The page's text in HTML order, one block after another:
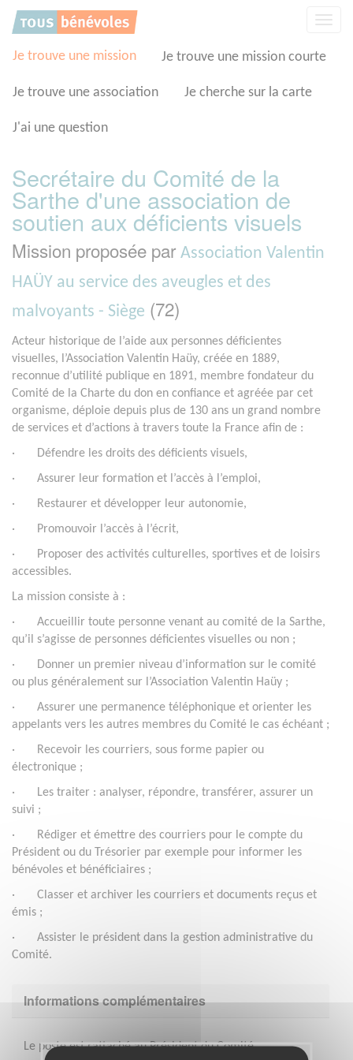
Je trouve une mission Je trouve une mission courte
Je trouve une association Je cherche sur la carte
J'ai une question
Secrétaire du Comité de la
Sarthe d'une association de
soutien aux déficients visuels
Mission proposée par Association Valentin
HAÜY au service des aveugles et des
malvoyants - Siège (72)
Acteur historique de l’aide aux personnes déficientes
visuelles, l’Association Valentin Haüy, créée en 1889,
reconnue d’utilité publique en 1891, membre fondateur du
Comité de la Charte du don en confiance et agréée par cet
organisme, déploie depuis plus de 130 ans un grand nombre
de services et d’actions à travers toute la France afin de :
· Défendre les droits des déficients visuels,
· Assurer leur formation et l’accès à l’emploi,
· Restaurer et développer leur autonomie,
· Promouvoir l’accès à l’écrit,
· Proposer des activités culturelles, sportives et de loisirs
accessibles.
La mission consiste à :
· Accueillir toute personne venant au comité de la Sarthe,
qu’il s’agisse de personnes déficientes visuelles ou non ;
· Donner un premier niveau d’information sur le comité
ou plus généralement sur l’Association Valentin Haüy ;
· Assurer une permanence téléphonique et orienter les
appelants vers les autres membres du Comité le cas échéant ;
· Recevoir les courriers, sous forme papier ou
électronique ;
· Les traiter : analyser, répondre, transférer, assurer un
suivi ;
· Rédiger et émettre des courriers pour le compte du
Président ou du Trésorier par exemple pour informer les
bénévoles et bénéficiaires ;
· Classer et archiver les courriers et documents reçus et
émis ;
· Assister le président dans la gestion administrative du
Comité.
Informations complémentaires
Le poste est rattaché au Président du Comité.
Panneau de gestion des cookies